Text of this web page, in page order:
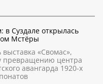
в Суздале открылась
Мстёры
«Свомас»,
превращению центра
авангарда 1920-х